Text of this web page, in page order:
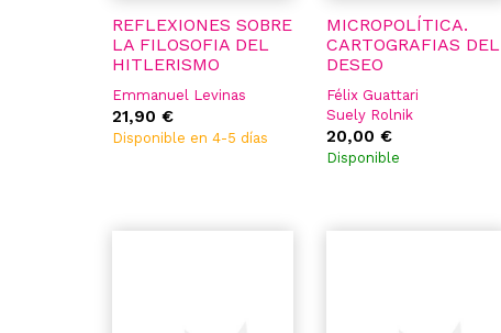
REFLEXIONES SOBRE
LA FILOSOFIA DEL
HITLERISMO
Emmanuel Levinas
21,90 €
Disponible en 4-5 días
MICROPOLÍTICA.
CARTOGRAFIAS DEL
DESEO
Félix Guattari
Suely Rolnik
20,00 €
Disponible